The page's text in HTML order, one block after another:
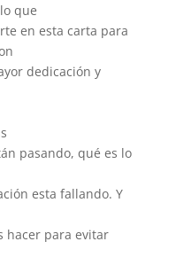
que
en esta carta para
dedicación y
pasando, qué es lo
esta fallando. Y
hacer para evitar